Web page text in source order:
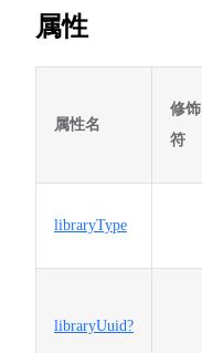
属性
属性名
修饰
符
libraryType
libraryUuid?